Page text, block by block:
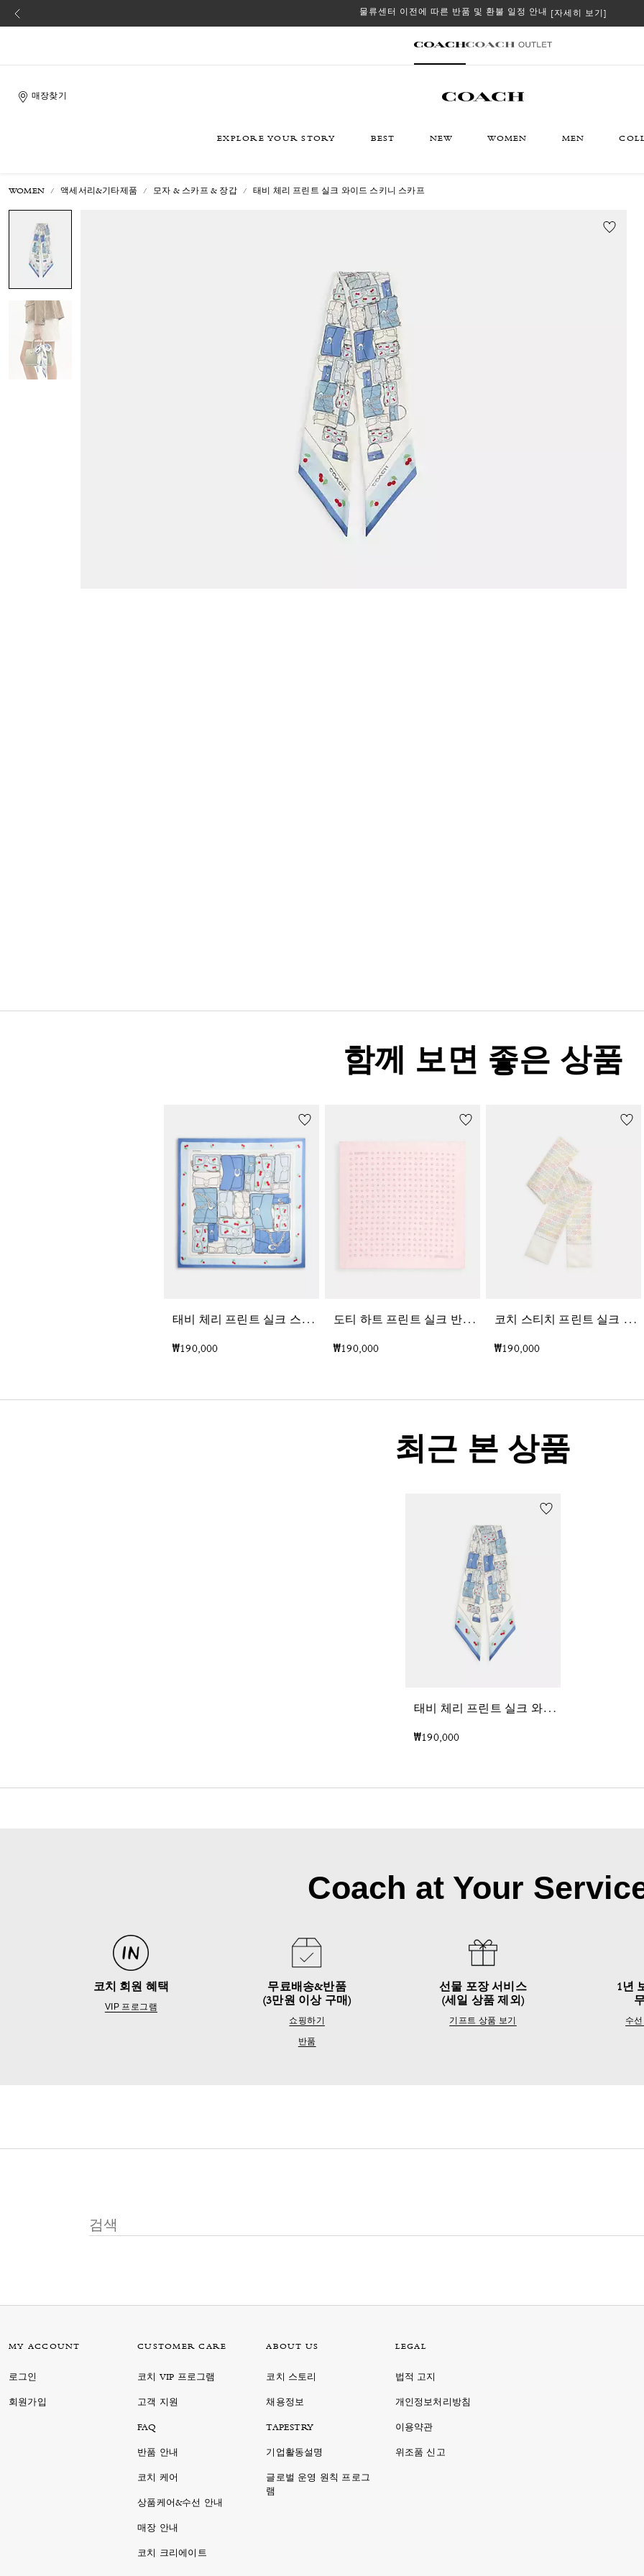
물류센터 이전에 따른 반품 및 환불 일정 안내 [자세히 보기]
매장찾기
EXPLORE YOUR STORY BEST NEW WOMEN MEN
WOMEN 액세서리&기타제품 모자 & 스카프 & 장갑 태비 체리 프린트 실크 와이드 스키니 스카프
함께 보면 좋은 상품
태
비 체리 프린트 실크 스퀘어 스카프
₩190,000
도
티 하트 프린트 실크 반다나
₩190,000
코
치 스티치 프린트 실크 스트레이트 스키니 스카프
₩190,000
최근 본 상품
태
비 체리 프린트 실크 와이드 스키니 스카프
₩190,000
Coach at Your
코치 회원 혜택
VIP 프로그램
무료배송&반품
(3만원 이상 구매)
쇼핑하기
반품
선물 포장 서비스
(세일 상품 제외)
기프트 상품 보기
1년
수
MY ACCOUNT
로그인
회원가입
CUSTOMER CARE
코치 VIP 프로그램
고객 지원
FAQ
반품 안내
코치 케어
상품케어&수선 안내
매장 안내
코치 크리에이트
ABOUT US
코치 스토리
채용정보
TAPESTRY
기업활동설명
글로벌 운영 원칙 프로그
램
LEGAL
법적 고지
개인정보처리방침
이용약관
위조품 신고